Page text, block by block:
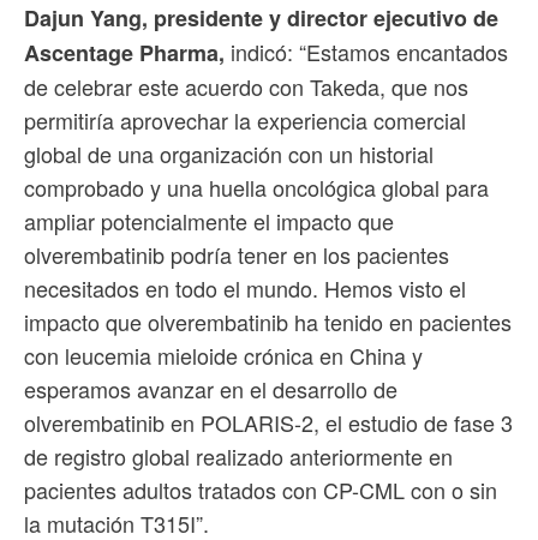
Dajun Yang, presidente y director ejecutivo de
Ascentage Pharma, indicó: “Estamos encantados
de celebrar este acuerdo con Takeda, que nos
permitiría aprovechar la experiencia comercial
global de una organización con un historial
comprobado y una huella oncológica global para
ampliar potencialmente el impacto que
olverembatinib podría tener en los pacientes
necesitados en todo el mundo. Hemos visto el
impacto que olverembatinib ha tenido en pacientes
con leucemia mieloide crónica en China y
esperamos avanzar en el desarrollo de
olverembatinib en POLARIS-2, el estudio de fase 3
de registro global realizado anteriormente en
pacientes adultos tratados con CP-CML con o sin
la mutación T315I”.